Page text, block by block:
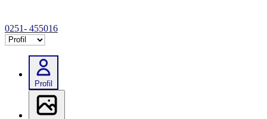
0251- 455016
Selectează tab
Profil